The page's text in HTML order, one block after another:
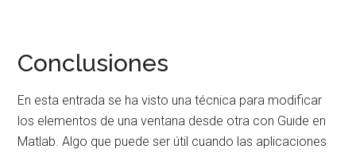
Conclusiones
En esta entrada se ha visto una técnica para modificar
los elementos de una ventana desde otra con Guide en
Matlab. Algo que puede ser útil cuando las aplicaciones